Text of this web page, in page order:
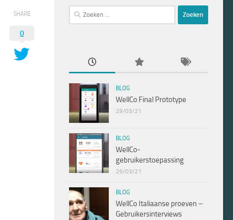
SHARE
0
Zoeken
naar:
BLOG
WellCo Final Prototype
29/03/21
BLOG
WellCo-
gebruikerstoepassing
29/03/21
BLOG
WellCo Italiaanse proeven –
Gebruikersinterviews